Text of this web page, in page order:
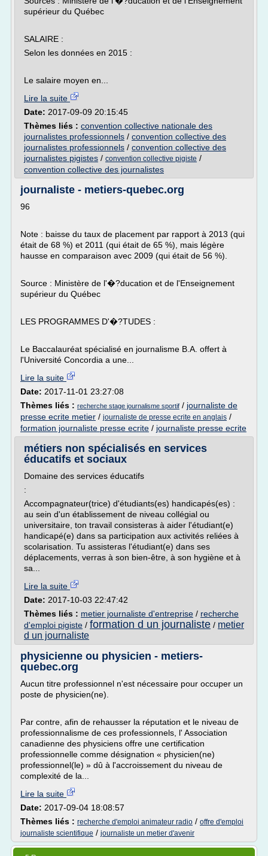
supérieur du Québec
SALAIRE :
Selon les données en 2015 :
Le salaire moyen en...
Lire la suite
Date: 2017-09-09 20:15:45
Thèmes liés : convention collective nationale des
journalistes professionnels / convention collective des
journalistes professionnels / convention collective des
journalistes pigistes / convention collective pigiste /
convention collective des journalistes
journaliste - metiers-quebec.org
96
Note : baisse du taux de placement par rapport à 2013 (qui
était de 68 %) et 2011 (qui était de 65 %), mais légère
hausse en comparaison avec 2009 (qui était de 56 %).
Source : Ministère de l'�?ducation et de l'Enseignement
supérieur du Québec
LES PROGRAMMES D'�?TUDES :
Le Baccalauréat spécialisé en journalisme B.A. offert à
l'Université Concordia a une...
Lire la suite
Date: 2017-11-01 23:27:08
Thèmes liés : recherche stage journalisme sportif / journaliste de
presse ecrite metier / journaliste de presse ecrite en anglais /
formation journaliste presse ecrite / journaliste presse ecrite
métiers non spécialisés en services
éducatifs et sociaux
Domaine des services éducatifs
:
Accompagnateur(trice) d'étudiants(es) handicapés(es) :
au sein d'un établissement de niveau collégial ou
universitaire, ton travail consisteras à aider l'étudiant(e)
handicapé(e) dans sa participation aux activités reliées à
scolarisation. Tu assisteras l'étudiant(e) dans ses
déplacements, verras à son bien-être, à son hygiène et à
sa...
Lire la suite
Date: 2017-10-03 22:47:42
Thèmes liés : metier journaliste d'entreprise / recherche
d'emploi pigiste / formation d un journaliste / metier
d un journaliste
physicienne ou physicien - metiers-
quebec.org
Aucun titre professionnel n'est nécessaire pour occuper un
poste de physicien(ne).
Par contre, afin de rehausser la réputation et le niveau de
professionnalisme de ces professionnels, l' Association
canadienne des physiciens offre une certification
professionnelle comme désignation « physicien(ne)
professionnel(le) » dû à l'accroissement du niveau de
complexité de la...
Lire la suite
Date: 2017-09-04 18:08:57
Thèmes liés : recherche d'emploi animateur radio / offre d'emploi
journaliste scientifique / journaliste un metier d'avenir